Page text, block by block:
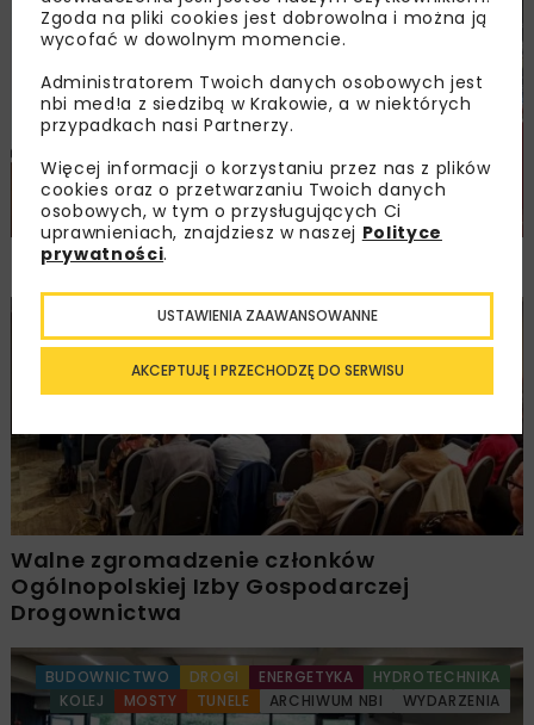
DROGI MOSTY TUNELE ARCHIWUM NBI WYDARZENIA
NOVDROG 2026
MOSTY TUNELE ARCHIWUM NBI
Walne zgromadzenie członków
Ogólnopolskiej Izby Gospodarczej
Drogownictwa
BUDOWNICTWO DROGI ENERGETYKA
HYDROTECHNIKA
KOLEJ
MOSTY TUNELE ARCHIWUM NBI WYDARZENIA
Zgoda na pliki cookies jest dobrowolna i można ją
wycofać w dowolnym momencie.
Administratorem Twoich danych osobowych jest
nbi med!a z siedzibą w Krakowie, a w niektórych
przypadkach nasi Partnerzy.
Więcej informacji o korzystaniu przez nas z plików
cookies oraz o przetwarzaniu Twoich danych
osobowych, w tym o przysługujących Ci
uprawnieniach, znajdziesz w naszej Polityce
prywatności.
AKCEPTUJĘ I PRZECHODZĘ DO SERWISU
USTAWIENIA ZAAWANSOWANNE